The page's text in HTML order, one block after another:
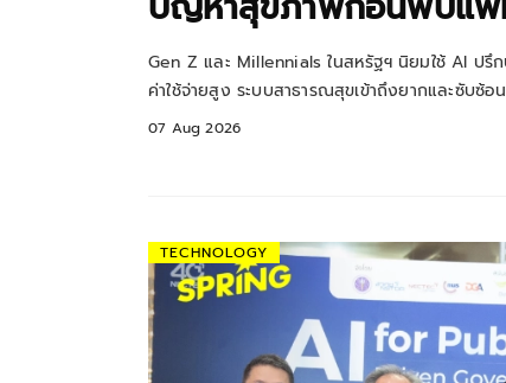
Gen Z และ Millennials ในสหรัฐฯ นิยมใช้ AI ป
ค่าใช้จ่ายสูง ระบบสาธารณสุขเข้าถึงยากและซับซ้อน
07 Aug 2026
TECHNOLOGY